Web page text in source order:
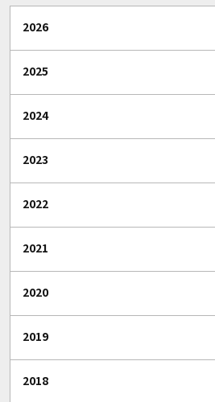
2026
2025
2024
2023
2022
2021
2020
2019
2018